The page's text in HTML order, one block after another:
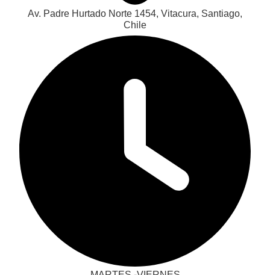
Av. Padre Hurtado Norte 1454, Vitacura, Santiago,
Chile